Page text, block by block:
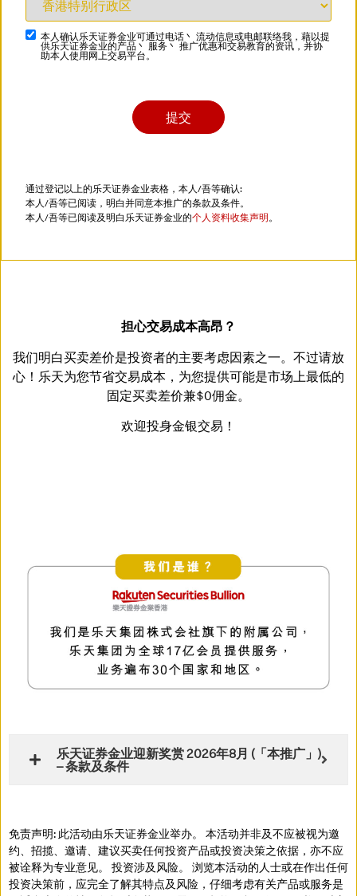
本人确认乐天证券金业可通过电话丶 流动信息或电邮联络我，藉以提
供乐天证券金业的产品丶 服务丶 推广优惠和交易教育的资讯，并协
助本人使用网上交易平台。
通过登记以上的乐天证券金业表格，本人/吾等确认:
本人/吾等已阅读，明白并同意本推广的条款及条件。
本人/吾等已阅读及明白乐天证券金业的个人资料收集声明 。
担心交易成本高昂？
我们明白买卖差价是投资者的主要考虑因素之一。不过请放
心！乐天为您节省交易成本，为您提供可能是市场上最低的
固定买卖差价兼$0佣金。
欢迎投身金银交易！
乐天证券金业迎新奖赏 2026年8月 (「本推广」)
– 条款及条件
免责声明: 此活动由乐天证券金业举办。 本活动并非及不应被视为邀
约、招揽、邀请、建议买卖任何投资产品或投资决策之依据，亦不应
被诠释为专业意见。 投资涉及风险。 浏览本活动的人士或在作出任何
投资决策前，应完全了解其特点及风险，仔细考虑有关产品或服务是